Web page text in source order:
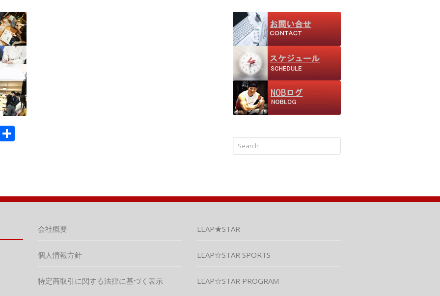
会社概要
個人情報方針
特定商取引に関する法律に基づく表示
LEAP★STAR
LEAP☆STAR SPORTS
LEAP☆STAR PROGRAM